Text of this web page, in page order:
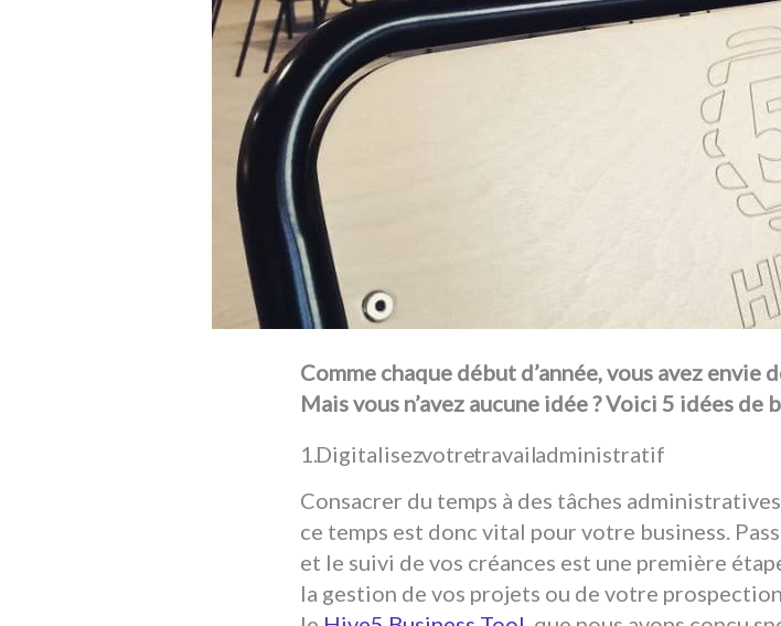
Comme chaque début d’année, vous avez
Mais vous n’avez aucune idée ? Voici 5 idées
Digitalisez votre travail administratif
Consacrer du temps à des tâches
ce temps est donc vital pour votre business.
et le suivi de vos créances est une première
la gestion de vos projets ou de votre